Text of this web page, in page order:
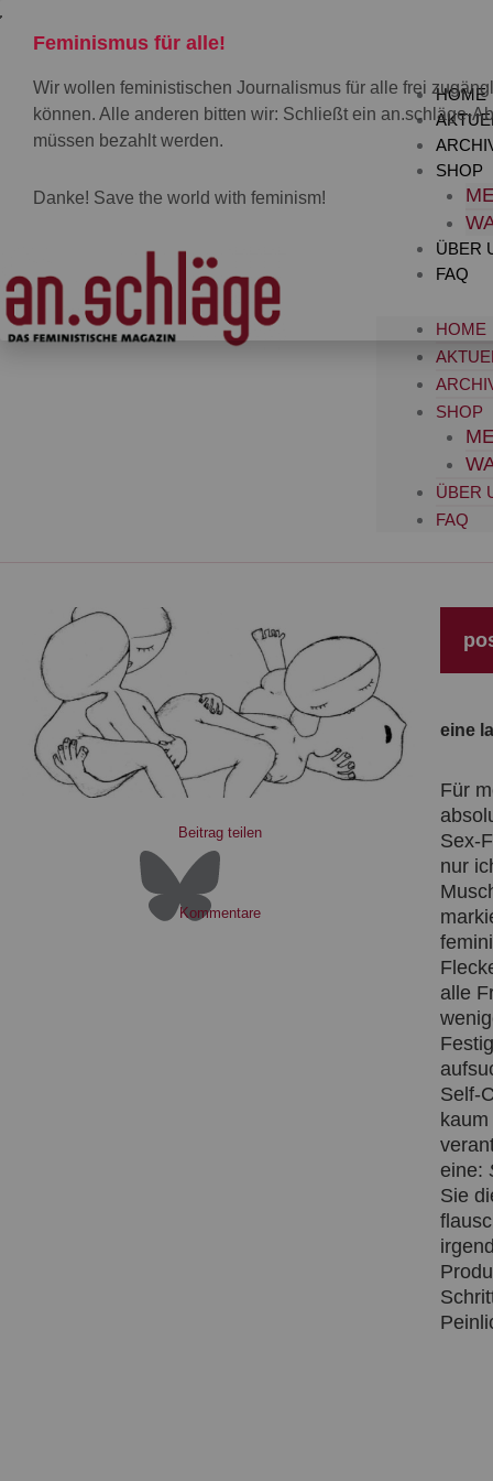
Zum
Inhalt
HOME
SHOP
ÜBER
FAQ
HOME
SHOP
ÜBER
FAQ
Beitrag teilen
Kommentare
eine
Für
Sex-
nur
alle
Self-
eine:
Sie
Feminismus für alle!
Wir wollen feministischen Journalismus für alle frei
können. Alle anderen bitten wir: Schließt ein an.schläge-
müssen bezahlt werden.
Danke! Save the world with feminism!